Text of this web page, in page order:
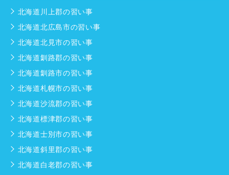
北海道川上郡の習い事
北海道北広島市の習い事
北海道北見市の習い事
北海道釧路郡の習い事
北海道釧路市の習い事
北海道札幌市の習い事
北海道沙流郡の習い事
北海道標津郡の習い事
北海道士別市の習い事
北海道斜里郡の習い事
北海道白老郡の習い事